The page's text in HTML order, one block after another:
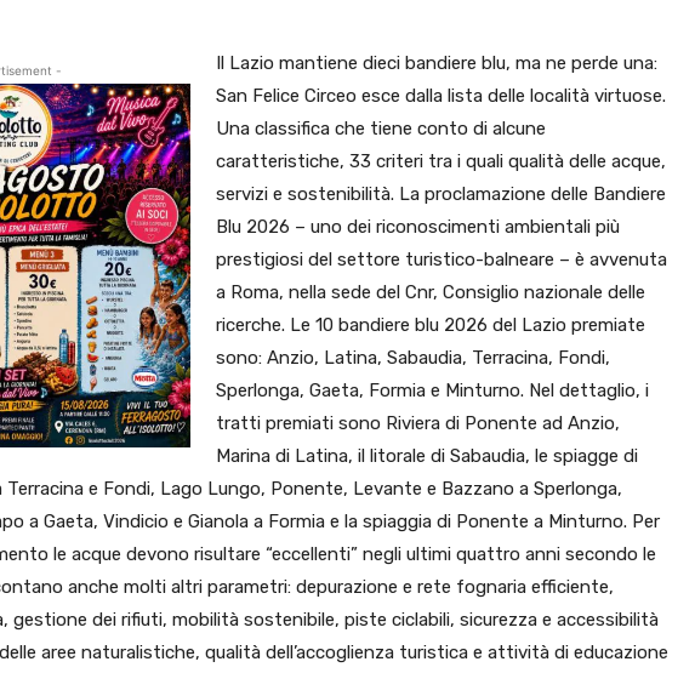
-
Il Lazio mantiene dieci bandiere blu, ma ne perde una:
San Felice Circeo esce dalla lista delle località virtuose.
Una classifica che tiene conto di alcune
caratteristiche, 33 criteri tra i quali qualità delle acque,
servizi e sostenibilità. La proclamazione delle Bandiere
Blu 2026 – uno dei riconoscimenti ambientali più
prestigiosi del settore turistico-balneare – è avvenuta
a Roma, nella sede del Cnr, Consiglio nazionale delle
ricerche. Le 10 bandiere blu 2026 del Lazio premiate
sono: Anzio, Latina, Sabaudia, Terracina, Fondi,
Sperlonga, Gaeta, Formia e Minturno. Nel dettaglio, i
tratti premiati sono Riviera di Ponente ad Anzio,
Marina di Latina, il litorale di Sabaudia, le spiagge di
e Fondi, Lago Lungo, Ponente, Levante e Bazzano a Sperlonga,
a Gaeta, Vindicio e Gianola a Formia e la spiaggia di Ponente a Minturno. Per
le acque devono risultare “eccellenti” negli ultimi quattro anni secondo le
anche molti altri parametri: depurazione e rete fognaria efficiente,
gestione dei rifiuti, mobilità sostenibile, piste ciclabili, sicurezza e accessibilità
aree naturalistiche, qualità dell’accoglienza turistica e attività di educazione